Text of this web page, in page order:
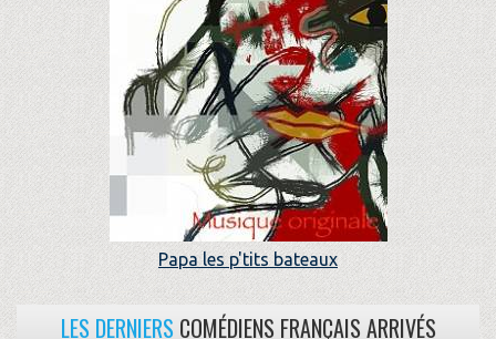
Papa les p'tits bateaux
LES DERNIERS COMÉDIENS FRANÇAIS ARRIVÉS